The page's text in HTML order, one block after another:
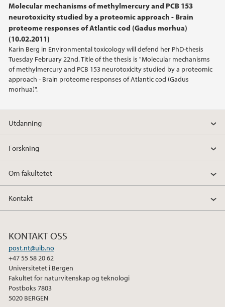
Molecular mechanisms of methylmercury and PCB 153
neurotoxicity studied by a proteomic approach - Brain
proteome responses of Atlantic cod (Gadus morhua)
(10.02.2011)
Karin Berg in Environmental toxicology will defend her PhD-thesis
Tuesday February 22nd. Title of the thesis is "Molecular mechanisms
of methylmercury and PCB 153 neurotoxicity studied by a proteomic
approach - Brain proteome responses of Atlantic cod (Gadus
morhua)".
Utdanning
Forskning
Om fakultetet
Kontakt
KONTAKT OSS
post.nt@uib.no
+47 55 58 20 62
Universitetet i Bergen
Fakultet for naturvitenskap og teknologi
Postboks 7803
5020 BERGEN